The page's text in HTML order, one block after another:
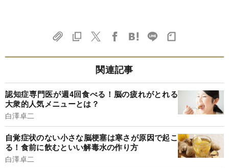
関連記事
認知症専門医が週4回食べる！脳の疲れがとれる
大衆的人気メニューとは？
白澤卓二
自覚症状のない小さな脳梗塞は寒さが原因で起こ
る！食前に飲むといい解毒水の作り方
白澤卓二